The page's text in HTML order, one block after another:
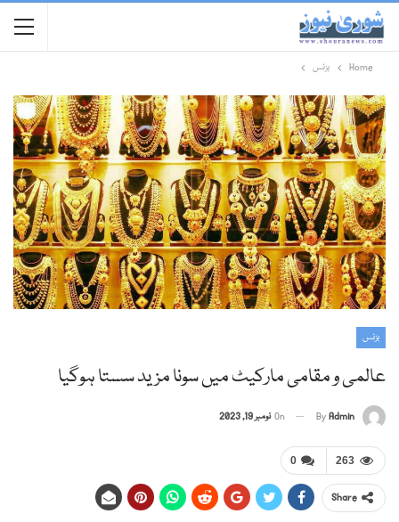
Home بزنس
بزنس
عالمی و مقامی مارکیٹ میں سونا مزید سستا ہوگیا
ByAdmin
On نومبر 19, 2023
0 263
Share